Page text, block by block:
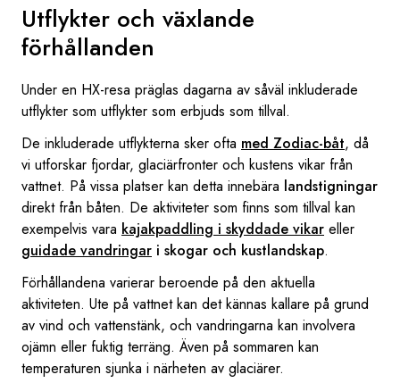
Utflykter och växlande
förhållanden
Under en HX-resa präglas dagarna av såväl inkluderade
utflykter som utflykter som erbjuds som tillval.
De inkluderade utflykterna sker ofta med Zodiac-båt, då
vi utforskar fjordar, glaciärfronter och kustens vikar från
vattnet. På vissa platser kan detta innebära landstigningar
direkt från båten. De aktiviteter som finns som tillval kan
exempelvis vara kajakpaddling i skyddade vikar eller
guidade vandringar i skogar och kustlandskap.
Förhållandena varierar beroende på den aktuella
aktiviteten. Ute på vattnet kan det kännas kallare på grund
av vind och vattenstänk, och vandringarna kan involvera
ojämn eller fuktig terräng. Även på sommaren kan
temperaturen sjunka i närheten av glaciärer.